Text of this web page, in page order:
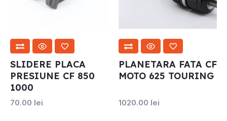
SLIDERE PLACA
PRESIUNE CF 850
1000
70.00 lei
PLANETARA FATA CF
MOTO 625 TOURING
1020.00 lei